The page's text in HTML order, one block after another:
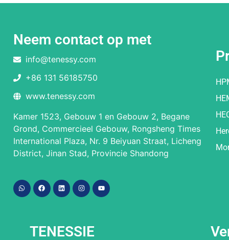
Neem contact op met
info@tenessy.com
+86 131 56185750
www.tenessy.com
Kamer 1523, Gebouw 1 en Gebouw 2, Begane
Grond, Commercieel Gebouw, Rongsheng Times
International Plaza, Nr. 9 Beiyuan Straat, Licheng
District, Jinan Stad, Provincie Shandong
TENESSIE